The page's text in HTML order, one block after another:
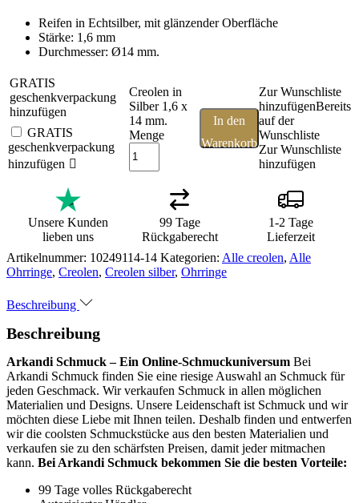
Reifen in Echtsilber, mit glänzender Oberfläche
Stärke: 1,6 mm
Durchmesser: Ø14 mm.
GRATIS
geschenkverpackung
hinzufügen
GRATIS
geschenkverpackung
hinzufügen
Creolen in
Silber 1,6 x
14 mm.
Menge
In den
Warenkorb
Zur Wunschliste
hinzufügenBereits
auf der
Wunschliste
Zur Wunschliste
hinzufügen
Unsere Kunden
lieben uns
99 Tage
Rückgaberecht
1-2 Tage
Lieferzeit
Artikelnummer: 10249114-14 Kategorien: Alle creolen, Alle
Ohrringe, Creolen, Creolen silber, Ohrringe
Beschreibung
Beschreibung
Arkandi Schmuck – Ein Online-Schmuckuniversum Bei
Arkandi Schmuck finden Sie eine riesige Auswahl an Schmuck für
jeden Geschmack. Wir verkaufen Schmuck in allen möglichen
Materialien und Designs. Unsere Leidenschaft ist Schmuck und wir
möchten diese Liebe mit Ihnen teilen. Deshalb finden und entwerfen
wir die coolsten Schmuckstücke aus den besten Materialien und
verkaufen sie zu den schärfsten Preisen, damit jeder mitmachen
kann. Bei Arkandi Schmuck bekommen Sie die besten Vorteile:
99 Tage volles Rückgaberecht